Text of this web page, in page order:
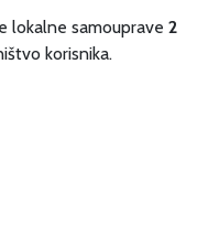
lokalne samouprave 2
korisnika.